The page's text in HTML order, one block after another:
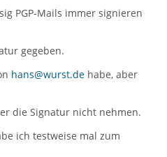
PGP-Mails immer signieren
gegeben.
hans@wurst.de habe, aber
die Signatur nicht nehmen.
ich testweise mal zum